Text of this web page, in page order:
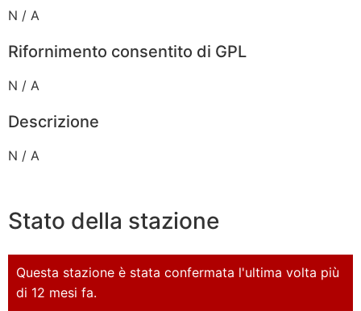
N / A
Rifornimento consentito di GPL
N / A
Descrizione
N / A
Stato della stazione
Questa stazione è stata confermata l'ultima volta più
di 12 mesi fa.